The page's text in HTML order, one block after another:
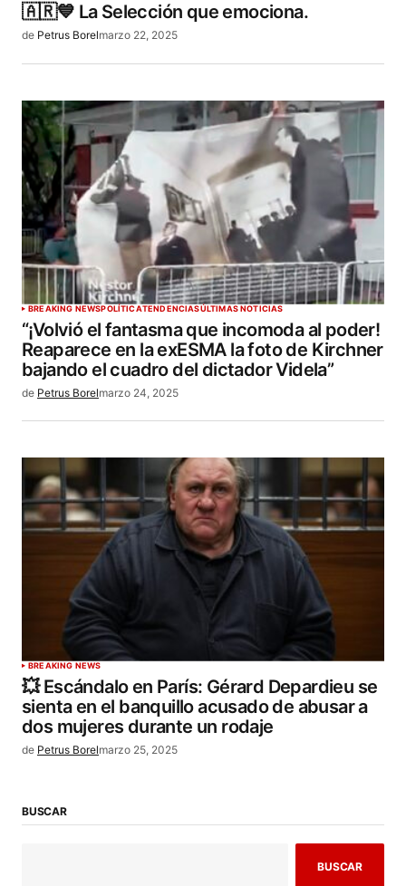
🇦🇷💙 La Selección que emociona.
de Petrus Borelmarzo 22, 2025
BREAKING NEWSPOLÍTICATENDENCIASÚLTIMAS NOTICIAS
“¡Volvió el fantasma que incomoda al poder!
Reaparece en la exESMA la foto de Kirchner
bajando el cuadro del dictador Videla”
de Petrus Borelmarzo 24, 2025
BREAKING NEWS
💥 Escándalo en París: Gérard Depardieu se
sienta en el banquillo acusado de abusar a
dos mujeres durante un rodaje
de Petrus Borelmarzo 25, 2025
BUSCAR
BUSCAR